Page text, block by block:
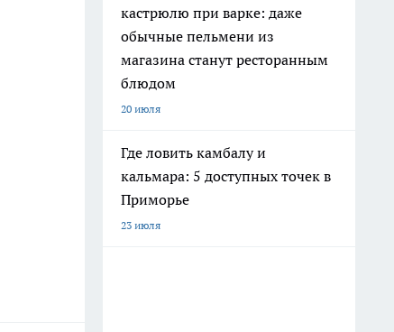
кастрюлю при варке: даже
обычные пельмени из
магазина станут ресторанным
блюдом
20 июля
Где ловить камбалу и
кальмара: 5 доступных точек в
Приморье
23 июля